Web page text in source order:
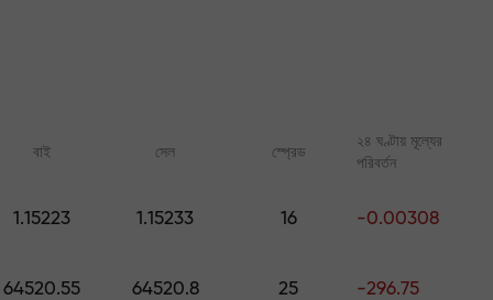
পাওয়া যায়
জ্যাকপট
বাই সেল স্প্রেড
২৪ ঘণ্টায় মূল্যের
পরিবর্তন
1.15223 1.15233 16 -0.00308
64520.55 64520.8 25 -296.75
শূন্য থেকে ট্রেডিং শিখুন — সব লেভেলের জন্য
ফরেক্স, ক্রিপ্টো ও ফিউচার্সের